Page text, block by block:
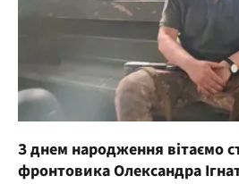
З днем народження вітаємо
фронтовика Олександра